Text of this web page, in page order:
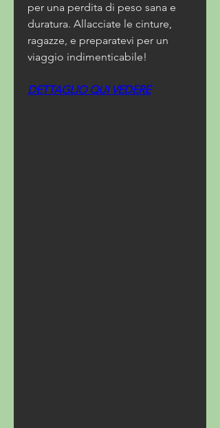
per una perdita di peso sana e
duratura. Allacciate le cinture,
ragazze, e preparatevi per un
viaggio indimenticabile!
DETTAGLIO QUI VEDERE